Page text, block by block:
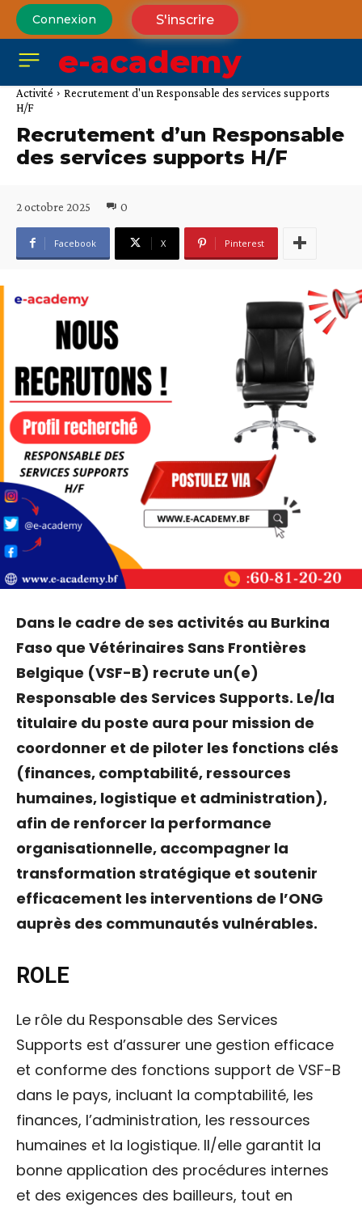
Connexion S'inscrire
e-academy
Activité
Recrutement d'un Responsable des services supports
H/F
Recrutement d’un Responsable
des services supports H/F
2 octobre 2025 0
Facebook X Pinterest
Dans le cadre de ses activités au Burkina
Faso que Vétérinaires Sans Frontières
Belgique (VSF-B) recrute un(e)
Responsable des Services Supports. Le/la
titulaire du poste aura pour mission de
coordonner et de piloter les fonctions clés
(finances, comptabilité, ressources
humaines, logistique et administration),
afin de renforcer la performance
organisationnelle, accompagner la
transformation stratégique et soutenir
efficacement les interventions de l’ONG
auprès des communautés vulnérables.
ROLE
Le rôle du Responsable des Services
Supports est d’assurer une gestion efficace
et conforme des fonctions support de VSF-B
dans le pays, incluant la comptabilité, les
finances, l’administration, les ressources
humaines et la logistique. Il/elle garantit la
bonne application des procédures internes
et des exigences des bailleurs, tout en